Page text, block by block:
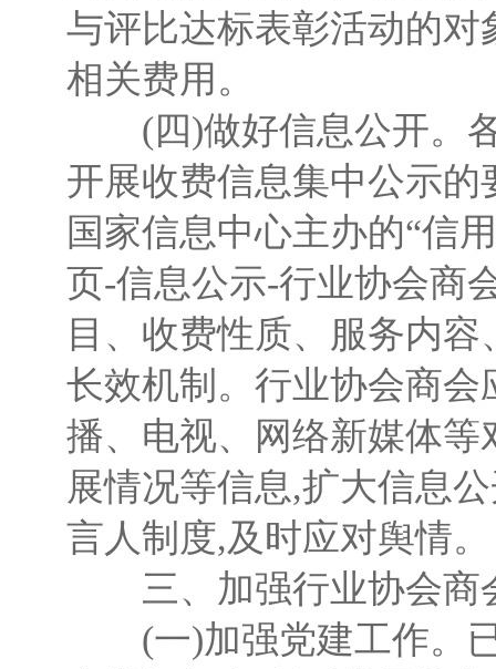
与评比达标表彰活动的
相关费用。
(四)做好信息公开。各
开展收费信息集中公示
国家信息中心主办的“信
页-信息公示-行业协会商
目、收费性质、服务内
长效机制。行业协会商
播、电视、网络新媒体
展情况等信息,扩大信息
言人制度,及时应对舆情。
三、加强行业协会商
(一)加强党建工作。已